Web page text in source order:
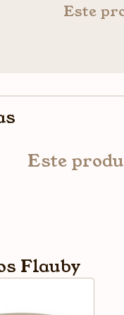
Este
Este
Flauby